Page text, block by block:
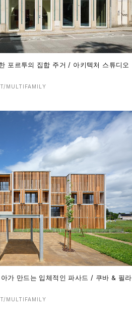
포르투의 집합 주거 / 아키텍처 스튜디오
MULTIFAMILY
가 만드는 입체적인 파사드 / 쿠바 & 필라
MULTIFAMILY